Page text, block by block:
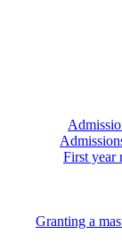
First year
Granting a